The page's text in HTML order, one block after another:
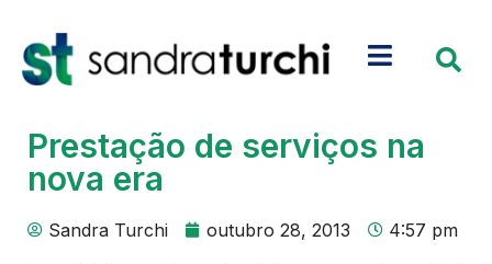
Prestação de serviços na
nova era
Sandra Turchi outubro 28, 2013 4:57 pm